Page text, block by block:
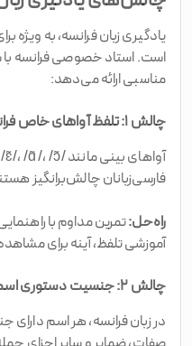
یادگیری زبان فرانسه، به ویژه
است. استاد خصوصی فرانسه
مناسبی ارائه می‌دهد:
چالش ۱: تلفظ آواهای خاص فرانسوی
فارسی‌زبانان چالش‌برانگیز
راه‌حل:تمرین مداوم با
آموزشی تلفظ، آینه برای
چالش ۲: جنسیت دستوری اسم‌ها
در زبان فرانسه، هر اسم